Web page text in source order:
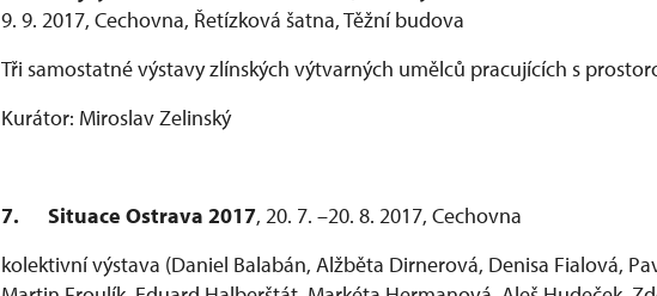
9. 9. 2017, Cechovna, Řetízková šatna, Těžní budova
Tři samostatné výstavy zlínských výtvarných umělců pracujících s
Kurátor: Miroslav Zelinský
7. Situace Ostrava 2017, 20. 7. –20. 8. 2017, Cechovna
kolektivní výstava (Daniel Balabán, Alžběta Dirnerová, Denisa Fialová,